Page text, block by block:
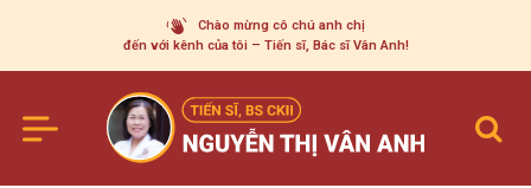
content
Chào mừng cô chú anh chị
đến với kênh của tôi – Tiến sĩ, Bác sĩ Vân Anh!